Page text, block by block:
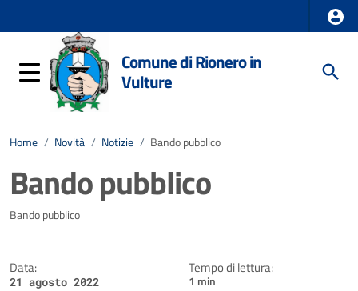
Comune di Rionero in
Vulture
Home / Novità / Notizie / Bando pubblico
Bando pubblico
Dettagli della notizia
Bando pubblico
Data:
21 agosto 2022
Tempo di lettura:
1 min